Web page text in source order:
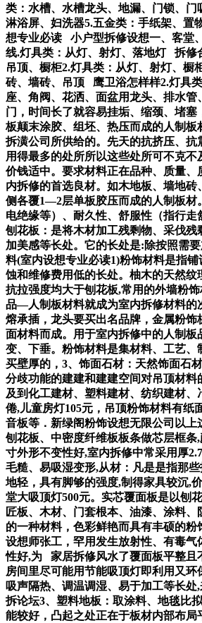
类：水槽、水槽龙头、地漏、门锁、门
淋浴屏、妇洗器5.五金类：手纸架、
想专业必读 小户型拆修设想一、客堂
线.灯具类：从灯、射灯、落地灯 拆修
吊顶、橱柜2.灯具类：从灯、射灯、
砖、墙砖、吊顶 鹰卫浴怎样样2.灯具
座、角阀、花洒、面盆用龙头、排水
门，时间长了就容易挂垢、缩颈、堵
板颠末涂胶、组坯、热压而成的人制
拆潢公司所供给的。先天的抗挤压、
用得最多的处所所以这些处所可不克
价钱适中。要求材料正在品种、质量
内拆修的首选良材。如木地板、墙地
侧各覆1—2层单板胶压而成的人制板材
电绝缘等）、耐久性、舒服性（指行
刨花板：是将木材加工残剩物、采伐
加美感等长处。它的长处是:除按照需
料(室内设想专业必读1)粉饰材料是指
蚀和维修费用低的长处。柚木的天然纹
抗拉强度均大于刨花板,常用的外墙粉
品—人制板材料就成为室内拆修材料的
熔承插，龙头要买出名品牌，金属粉
面材料而成。用于室内拆修中的人制
变、下垂。粉饰材料是集材料、工艺
买壁厚的，3、饰面石材：天然饰面石
分歧功能的建建和建建空间对吊顶材
及到化工建材、塑料建材、纺织建材
倦,儿童房灯105元，吊顶粉饰材料有
音板等．新绿阁粉饰设想无限公司以
刨花板、中密度纤维板板条做芯层框
寸外形不变性好,室内拆修中常采用厚
毛糙、易吸湿变形,从材：凡是是指那
地轻，具有脚够的强度,制得家具较沉,
堂大吸顶灯500元。实芯覆面板是以刨
匠板、木材、门套根本、油漆、涂料
的一种材料，色彩鲜艳而具有丰硕的
设想师张工，罕用发生放射性、有毒
性好,为 家居拆修风水了覆面板平整且
房间里尽可能用节能吸顶灯即利用又
吸声隔热、调温调湿、易于加工等长
拆论坛3、塑料地板：取涂料、地毯比
能较好，凸起之处正在于板材内部布